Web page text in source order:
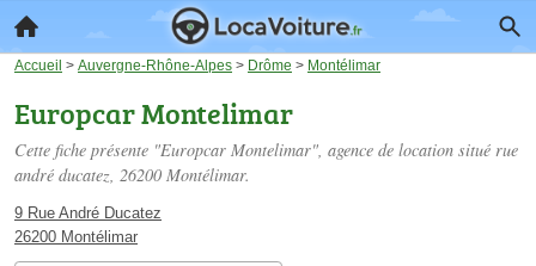
Accueil > Auvergne-Rhône-Alpes > Drôme > Montélimar
Europcar Montelimar
Cette fiche présente "Europcar Montelimar", agence de location situé rue
andré ducatez, 26200 Montélimar.
9 Rue André Ducatez
26200 Montélimar